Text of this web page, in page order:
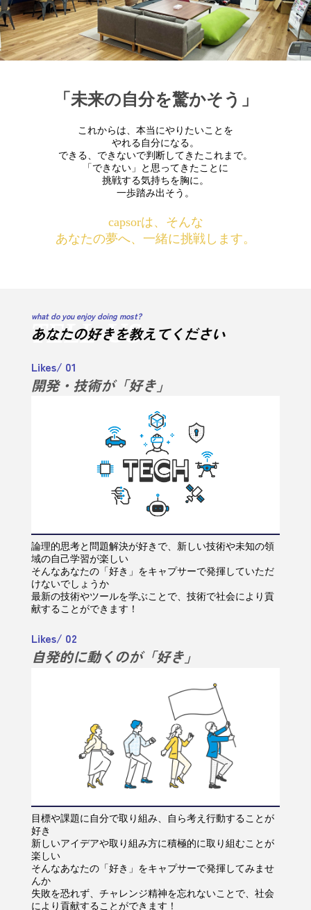
「未来の自分を驚かそう」
これからは、本当にやりたいことを
やれる自分になる。
できる、できないで判断してきたこれまで。
「できない」と思ってきたことに
挑戦する気持ちを胸に。
一歩踏み出そう。
capsorは、そんな
あなたの夢へ、一緒に挑戦します。
TELL-US
what do you enjoy doing most?
あなたの好きを教えてください
Likes/ 01
開発・技術が「好き」
論理的思考と問題解決が好きで、新しい技術や未知の領
域の自己学習が楽しい
そんなあなたの「好き」をキャプサーで発揮していただ
けないでしょうか
最新の技術やツールを学ぶことで、技術で社会により貢
献することができます！
Likes/ 02
自発的に動くのが「好き」
目標や課題に自分で取り組み、自ら考え行動することが
好き
新しいアイデアや取り組み方に積極的に取り組むことが
楽しい
そんなあなたの「好き」をキャプサーで発揮してみませ
んか
失敗を恐れず、チャレンジ精神を忘れないことで、社会
により貢献することができます！